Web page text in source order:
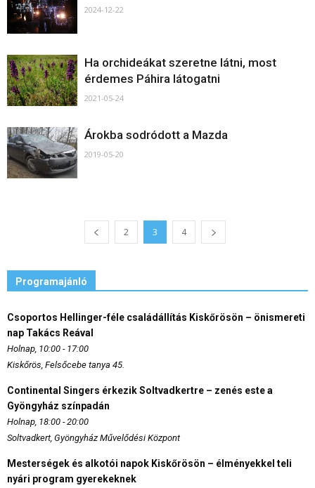
2024-12-22
Ha orchideákat szeretne látni, most
érdemes Páhira látogatni
2021-05-24
Árokba sodródott a Mazda
2019-05-20
2 3 4
Programajánló
Csoportos Hellinger-féle családállítás Kiskőrösön – önismereti
nap Takács Reával
Holnap, 10:00 - 17:00
Kiskőrös, Felsőcebe tanya 45.
Continental Singers érkezik Soltvadkertre – zenés este a
Gyöngyház színpadán
Holnap, 18:00 - 20:00
Soltvadkert, Gyöngyház Művelődési Központ
Mesterségek és alkotói napok Kiskőrösön – élményekkel teli
nyári program gyerekeknek